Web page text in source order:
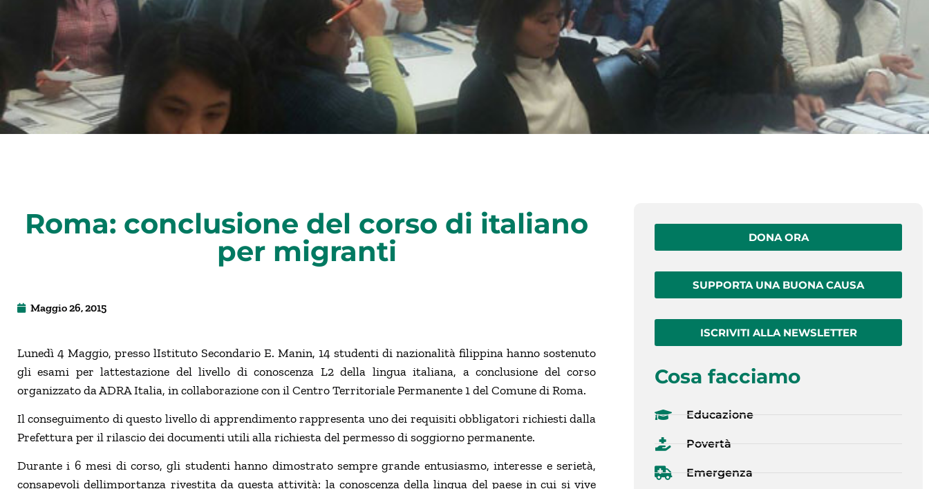
Roma: conclusione del corso di italiano
per migranti
Maggio 26, 2015
Lunedì 4 Maggio, presso lIstituto Secondario E. Manin, 14 studenti di nazionalità filippina hanno sostenuto
gli esami per lattestazione del livello di conoscenza L2 della lingua italiana, a conclusione del corso
organizzato da ADRA Italia, in collaborazione con il Centro Territoriale Permanente 1 del Comune di Roma.
Il conseguimento di questo livello di apprendimento rappresenta uno dei requisiti obbligatori richiesti dalla
Prefettura per il rilascio dei documenti utili alla richiesta del permesso di soggiorno permanente.
Durante i 6 mesi di corso, gli studenti hanno dimostrato sempre grande entusiasmo, interesse e serietà,
consapevoli dellimportanza rivestita da questa attività: la conoscenza della lingua del paese in cui si vive
DONA ORA
SUPPORTA UNA BUONA CAUSA
ISCRIVITI ALLA NEWSLETTER
Cosa facciamo
Educazione
Povertà
Emergenza